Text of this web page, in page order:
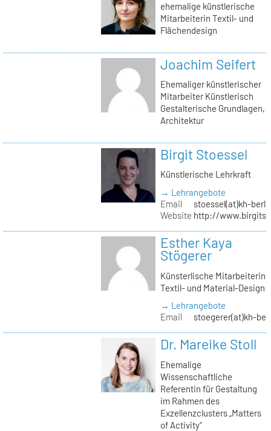
ehemalige künstlerische
Mitarbeiterin Textil- und
Flächendesign
Joachim Seifert
Ehemaliger künstlerischer
Mitarbeiter Künstlerisch
Gestalterische Grundlagen,
Architektur
Birgit Stoessel
Künstlerische Lehrkraft
→ Lehrangebote
Email
stoessel(at)kh-
Website http://
Esther Kaya
Stögerer
Künsterlische Mitarbeiterin
Textil- und Material-Design
→ Lehrangebote
Email
stoegerer(at)kh-
Dr. Mareike Stoll
Ehemalige
Wissenschaftliche
Referentin für Gestaltung
im Rahmen des
Exzellenzclusters „Matters
of Activity“